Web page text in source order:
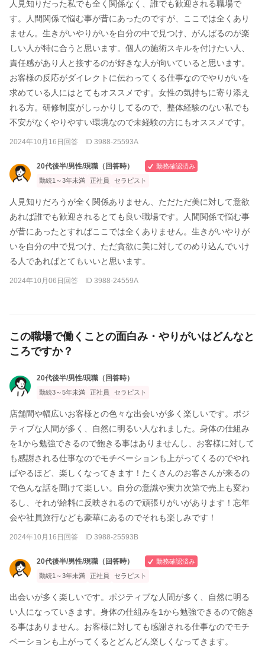
人見知りだった私でも全く関係なく、誰でも歓迎される職場で
す。人間関係で悩む事が昔にあったのですが、ここでは全くあり
ません。生きがいやりがいを自分の中で見つけ、がんばるのが楽
しい人が特に合うと思います。個人の施術スキルを付けたい人、
責任感があり人と接するのが好きな人が向いていると思います。
お客様の反応がダイレクトに伝わってくる仕事なのでやりがいを
求めている人にはとてもオススメです。女性の気持ちに寄り添え
れる方。研修制度がしっかりしてるので、整体経験のない私でも
不安がなくやりやすい環境なので未経験の方にもオススメです。
2024年10月16日回答 ID 3988-25593A
20代後半/男性/現職（回答時）
勤務確認済み
勤続1～3年未満
正社員 セラピスト
人見知りだろうが全く関係ありません、ただただ美に対して意欲
あれば誰でも歓迎されるとても良い職場です。人間関係で悩む事
が昔にあったとすればここでは全くありません。生きがいやりが
いを自分の中で見つけ、ただ貪欲に美に対してのめり込んでいけ
る人であればとてもいいと思います。
2024年10月06日回答 ID 3988-24559A
この職場で働くことの面白み・やりがいはどんなと
ころですか？
20代後半/男性/現職（回答時）
勤続3～5年未満 正社員 セラピスト
店舗間や幅広いお客様との色々な出会いが多く楽しいです。ポジ
ティブな人間が多く、自然に明るい人なれました。身体の仕組み
を1から勉強できるので飽きる事はありませんし、お客様に対して
も感謝される仕事なのでモチベーションも上がってくるのでやれ
ばやるほど、楽しくなってきます！たくさんのお客さんが来るの
で色んな話を聞けて楽しい。自分の意識や実力次第で売上も変わ
るし、それが給料に反映されるので頑張りがいがあります！忘年
会や社員旅行なども豪華にあるのでそれも楽しみです！
2024年10月16日回答 ID 3988-25593B
20代後半/男性/現職（回答時）
勤務確認済み
勤続1～3年未満
正社員 セラピスト
出会いが多く楽しいです。ポジティブな人間が多く、自然に明る
い人になっていきます。身体の仕組みを1から勉強できるので飽き
る事はありません。お客様に対しても感謝される仕事なのでモチ
ベーションも上がってくるとどんどん楽しくなってきます。